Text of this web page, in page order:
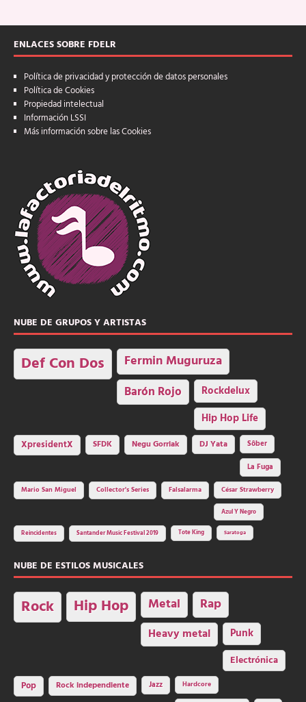
ENLACES SOBRE FDELR
Política de privacidad y protección de datos personales
Política de Cookies
Propiedad intelectual
Información LSSI
Más información sobre las Cookies
NUBE DE GRUPOS Y ARTISTAS
Def Con Dos Fermin Muguruza
Barón Rojo Rockdelux
Hip Hop Life
XpresidentX SFDK Negu Gorriak DJ Yata
Sôber
La Fuga
Mario San Miguel
Collector's Series Falsalarma César Strawberry
Azul Y Negro
Reincidentes Santander Music Festival 2019 Tote King Saratoga
NUBE DE ESTILOS MUSICALES
Rock Hip Hop Metal Rap
Heavy metal Punk
Electrónica
Pop Rock independiente Jazz Hardcore